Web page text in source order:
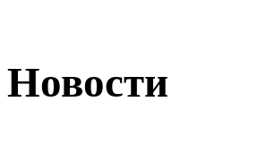
Новости